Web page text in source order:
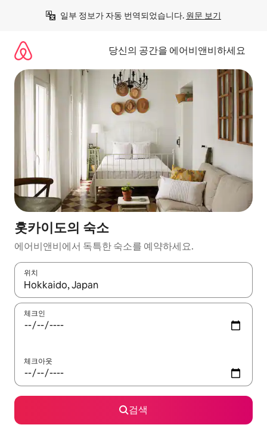
일부 정보가 자동 번역되었습니다. 원문 보기
당신의 공간을 에어비앤비하세요
홋카이도의 숙소
에어비앤비에서 독특한 숙소를 예약하세요.
위치
결과가 나오면 위·아래 화살표 키를 사용하거나 터치 또는 스와이
체크인
체크아웃
검색